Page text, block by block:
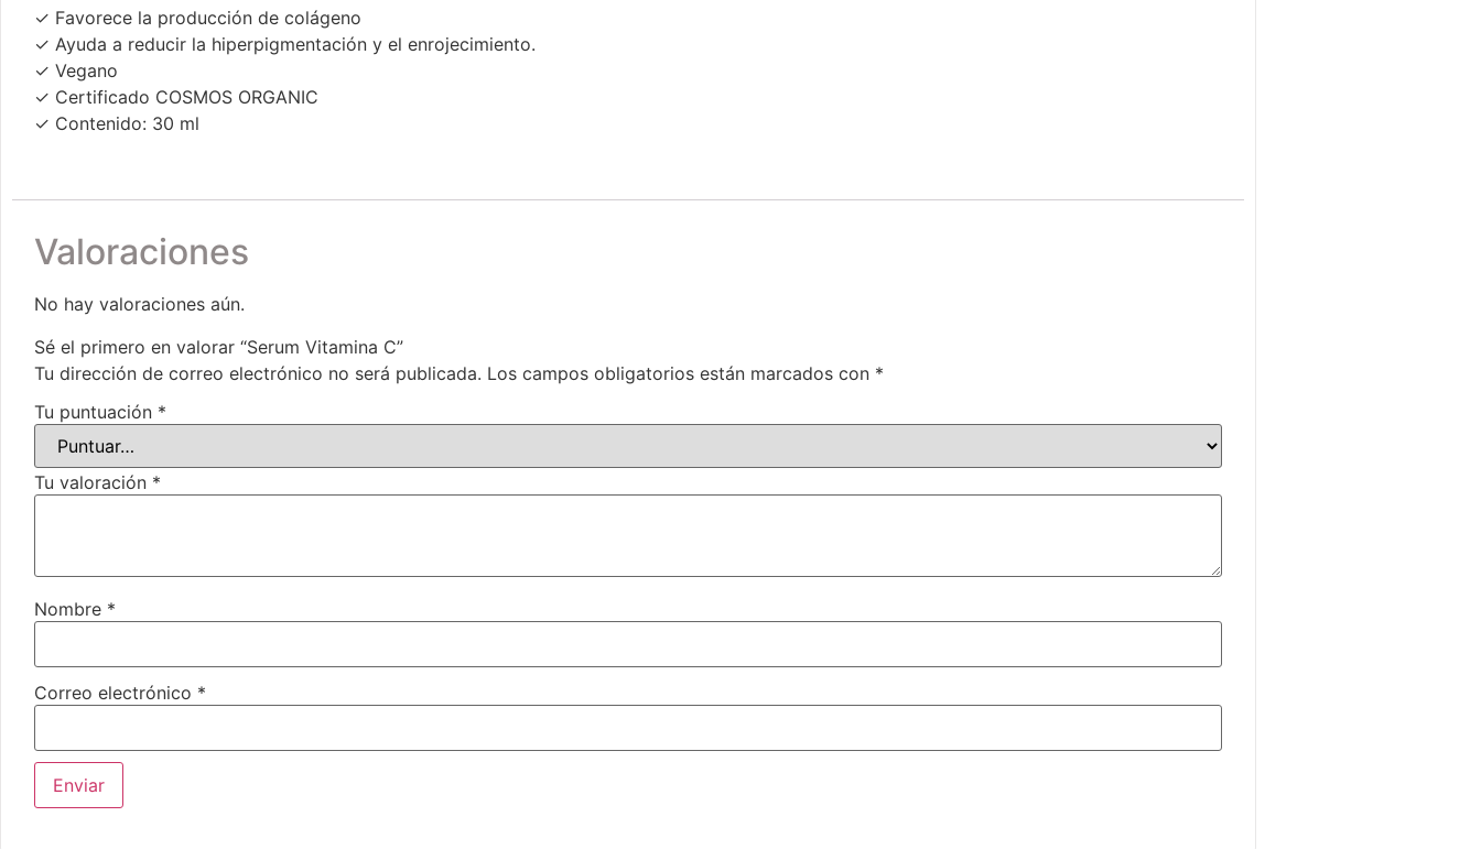
✓ Favorece la producción de colágeno
✓ Ayuda a reducir la hiperpigmentación y el enrojecimiento.
✓ Vegano
✓ Certificado COSMOS ORGANIC
✓ Contenido: 30 ml
Valoraciones
No hay valoraciones aún.
Sé el primero en valorar “Serum Vitamina C”
Tu dirección de correo electrónico no será publicada. Los campos obligatorios están marcados con *
Tu puntuación *
Tu valoración *
Nombre *
Correo electrónico *